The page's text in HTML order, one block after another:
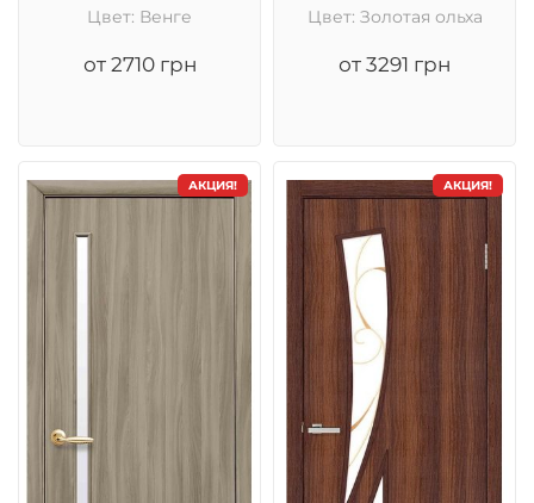
Цвет: Венге
от 2710 грн
Цвет: Золотая ольха
от 3291 грн
АКЦИЯ! АКЦИЯ!